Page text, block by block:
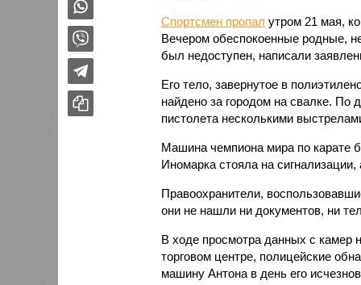
Спортсмен пропал утром 21 мая,
Вечером обеспокоенные родные,
был недоступен, написали
Его тело, завернутое в
найдено за городом на свалке. По
пистолета несколькими
Машина чемпиона мира по карате
Иномарка стояла на
Правоохранители,
они не нашли ни документов, ни
В ходе просмотра данных с камер
торговом центре, полицейские
машину Антона в день его